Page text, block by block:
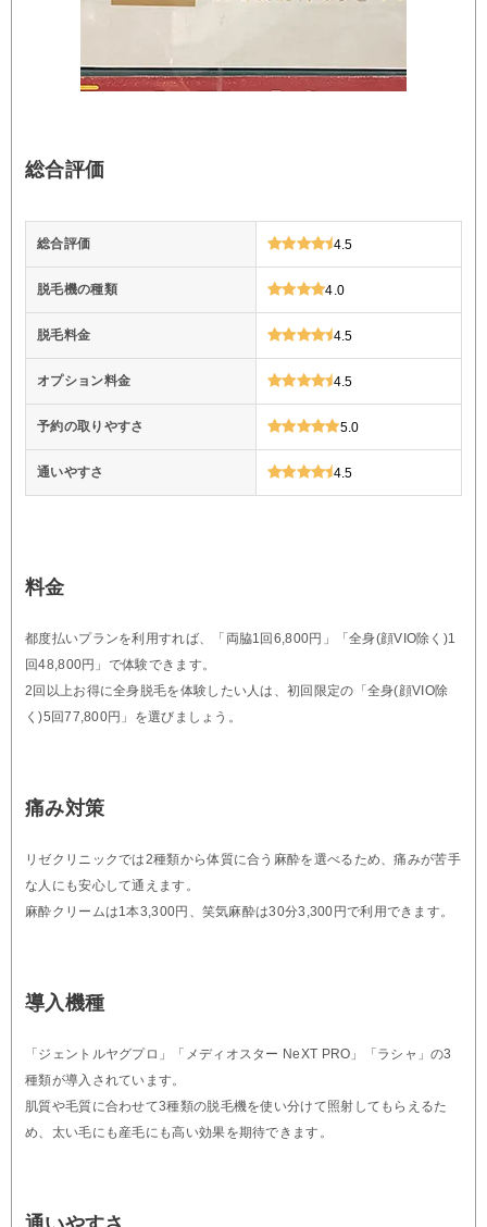
総合評価
総合評価 4.5
脱毛機の種類 4.0
脱毛料金 4.5
オプション料金 4.5
予約の取りやすさ 5.0
通いやすさ 4.5
料金
都度払いプランを利用すれば、「両脇1回6,800円」「全身(顔VIO除く)1
回48,800円」で体験できます。
2回以上お得に全身脱毛を体験したい人は、初回限定の「全身(顔VIO除
く)5回77,800円」を選びましょう。
痛み対策
リゼクリニックでは2種類から体質に合う麻酔を選べるため、痛みが苦手
な人にも安心して通えます。
麻酔クリームは1本3,300円、笑気麻酔は30分3,300円で利用できます。
導入機種
「ジェントルヤグプロ」「メディオスター NeXT PRO」「ラシャ」の3
種類が導入されています。
肌質や毛質に合わせて3種類の脱毛機を使い分けて照射してもらえるた
め、太い毛にも産毛にも高い効果を期待できます。